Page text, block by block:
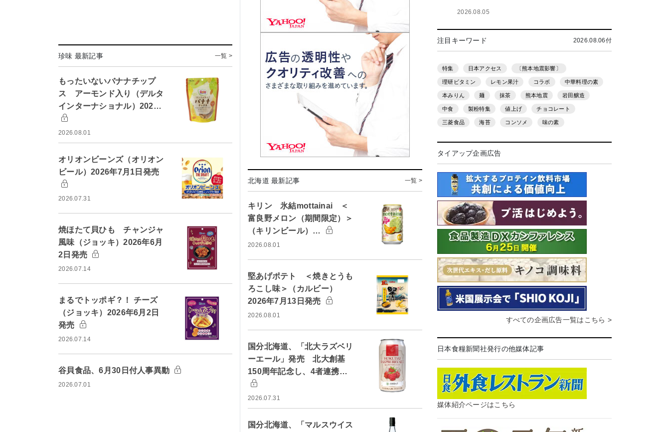
珍味 最新記事 一覧 >
もったいないバナナチップ
ス アーモンド入り（デルタ
インターナショナル）202…
2026.08.01
オリオンビーンズ（オリオン
ビール）2026年7月1日発売
2026.07.31
焼ほたて貝ひも チャンジャ
風味（ジョッキ）2026年6月
2日発売
2026.07.14
まるでトッポギ？！ チーズ
（ジョッキ）2026年6月2日
発売
2026.07.14
谷貝食品、6月30日付人事異動
2026.07.01
北海道 最新記事 一覧 >
キリン 氷結mottainai ＜
富良野メロン（期間限定）＞
（キリンビール）…
2026.08.01
堅あげポテト ＜焼きとうも
ろこし味＞（カルビー）
2026年7月13日発売
2026.08.01
国分北海道、「北大ラズベリ
ーエール」発売 北大創基
150周年記念し、4者連携…
2026.07.31
国分北海道、「マルスウイス
2026.08.05
注目キーワード 2026.08.06付
特集 日本アクセス 〔熊本地震影響〕
理研ビタミン レモン果汁 コラボ 中華料理の素
本みりん 麺 抹茶 熊本地震 岩田醸造
中食 製粉特集 値上げ チョコレート
三菱食品 海苔 コンソメ 味の素
タイアップ企画広告
すべての企画広告一覧はこちら >
日本食糧新聞社発行の他媒体記事
媒体紹介ページはこちら